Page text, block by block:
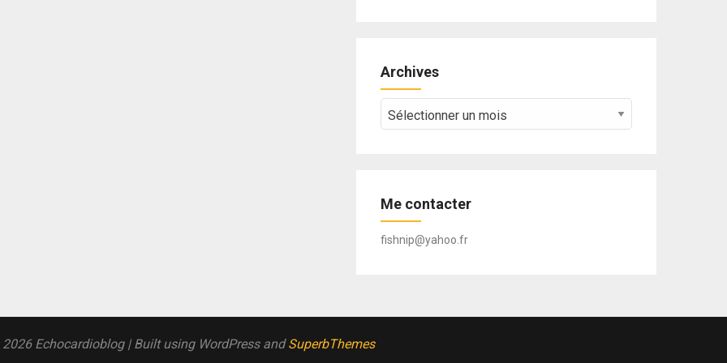
Archives
Me contacter
fishnip@yahoo.fr
Echocardioblog | Built using WordPress andSuperbThemes